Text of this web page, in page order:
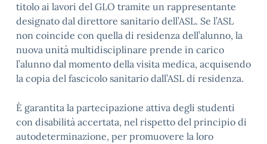
titolo ai lavori del GLO tramite un rappresentante
designato dal direttore sanitario dell’ASL. Se l’ASL
non coincide con quella di residenza dell’alunno, la
nuova unità multidisciplinare prende in carico
l’alunno dal momento della visita medica, acquisendo
la copia del fascicolo sanitario dall’ASL di residenza.
È garantita la partecipazione attiva degli studenti
con disabilità accertata, nel rispetto del principio di
autodeterminazione, per promuovere la loro